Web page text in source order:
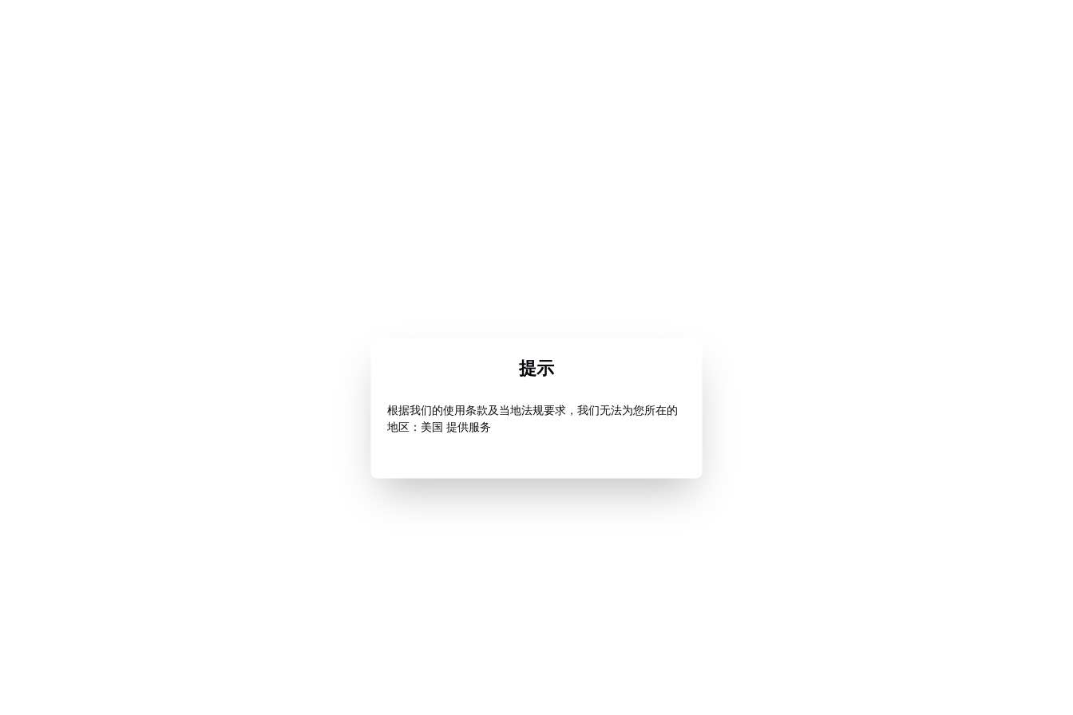
提示
根据我们的使用条款及当地法规要求，我们无法为您所在的
地区：美国 提供服务